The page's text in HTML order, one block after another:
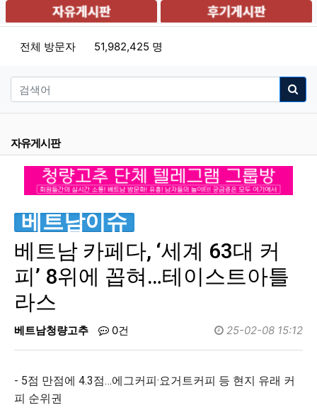
전체 방문자 51,982,425 명
자유게시판
베트남이슈
베트남 카페다, ‘세계 63대 커
피’ 8위에 꼽혀…테이스트아틀
라스
베트남청량고추 0건 25-02-08 15:12
- 5점 만점에 4.3점…에그커피·요거트커피 등 현지 유래 커
피 순위권